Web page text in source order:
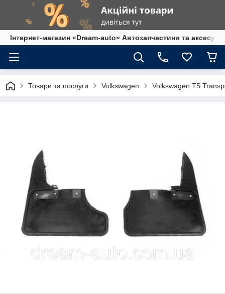
Інтернет-магазин «Dream-auto» Автозапчастини та
Товари та послуги Volkswagen Volkswagen T5